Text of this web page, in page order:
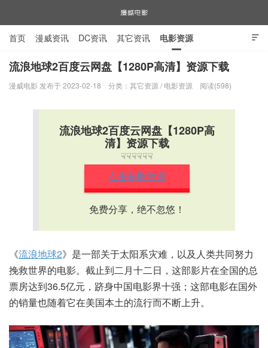

首页 漫威资讯 DC资讯 其它资讯 电影资源
电视剧资源 漫威图片
流浪地球2百度云网盘【1280P高清】资源下载
漫威电影 发布于 2023-02-18 分类： 其它资源 / 电影资源 阅读(598)
流浪地球2百度云网盘【1280P高
清】资源下载
☟☟☟☟☟☟
点击获取资源
免费分享，绝不忽悠！
《流浪地球2》是一部关于太阳系灾难，以及人类共同努力
挽救世界的电影。截止到二月十二日，这部影片在全国的总
票房达到36.5亿元，跻身中国电影界十强；这部电影在国外
的销量也随着它在美国本土的流行而不断上升。